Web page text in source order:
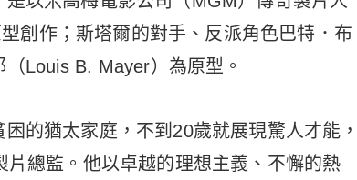
創作；斯塔爾的對手、反派角色巴特．布
Louis B. Mayer）為原型。
的猶太家庭，不到20歲就展現驚人才能，
總監。他以卓越的理想主義、不懈的熱